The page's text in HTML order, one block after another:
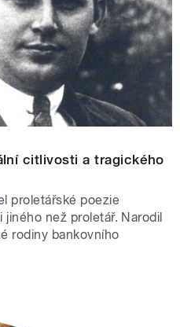
citlivosti a tragického
proletářské poezie
než proletář. Narodil
rodiny bankovního